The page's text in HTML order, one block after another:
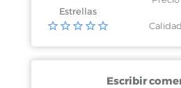
Estrellas
Calidad
Escribir